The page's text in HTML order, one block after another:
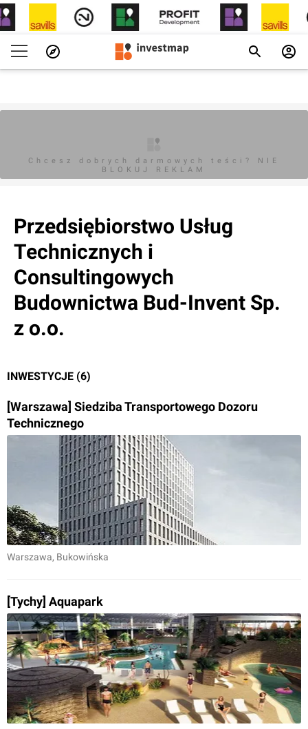
Chcesz dobrych darmowych teści? NIE
BLOKUJ REKLAM
Przedsiębiorstwo Usług
Technicznych i
Consultingowych
Budownictwa Bud-Invent Sp.
z o.o.
INWESTYCJE (6)
[Warszawa] Siedziba Transportowego Dozoru
Technicznego
Warszawa, Bukowińska
[Tychy] Aquapark